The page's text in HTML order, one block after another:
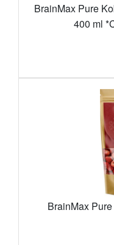
BrainMax Pure
400 ml
BrainMax